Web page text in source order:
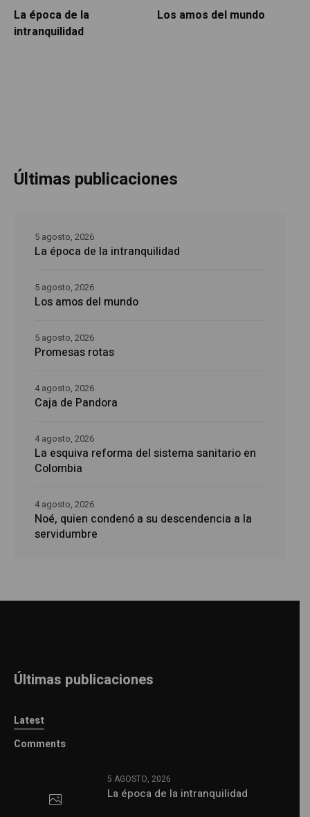
La época de la
intranquilidad
Los amos del mundo
Últimas publicaciones
La época de la intranquilidad
5 agosto, 2026
Los amos del mundo
5 agosto, 2026
Promesas rotas
5 agosto, 2026
Caja de Pandora
4 agosto, 2026
La esquiva reforma del sistema sanitario en
Colombia
4 agosto, 2026
Noé, quien condenó a su descendencia a la
servidumbre
4 agosto, 2026
Últimas publicaciones
Latest
Comments
5 AGOSTO, 2026
La época de la intranquilidad